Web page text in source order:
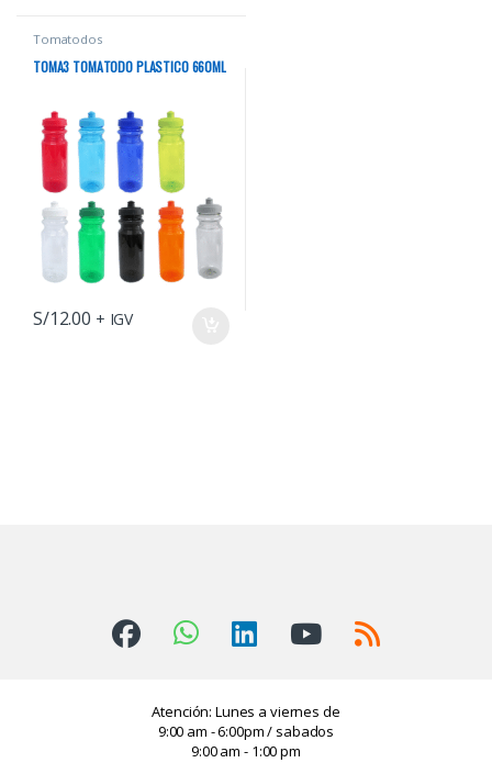
Tomatodos
TOMA3 TOMATODO PLASTICO 660ML
S/12.00 + IGV
Atención: Lunes a viernes de
9:00 am - 6:00pm / sabados
9:00 am - 1:00 pm